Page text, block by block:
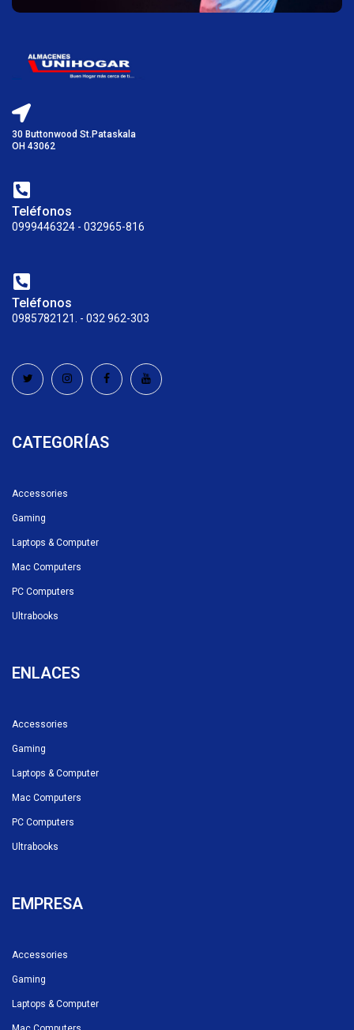
30 Buttonwood St.Pataskala
OH 43062
Teléfonos
0999446324 - 032965-816
Teléfonos
0985782121. - 032 962-303
CATEGORÍAS
Accessories
Gaming
Laptops & Computer
Mac Computers
PC Computers
Ultrabooks
ENLACES
Accessories
Gaming
Laptops & Computer
Mac Computers
PC Computers
Ultrabooks
EMPRESA
Accessories
Gaming
Laptops & Computer